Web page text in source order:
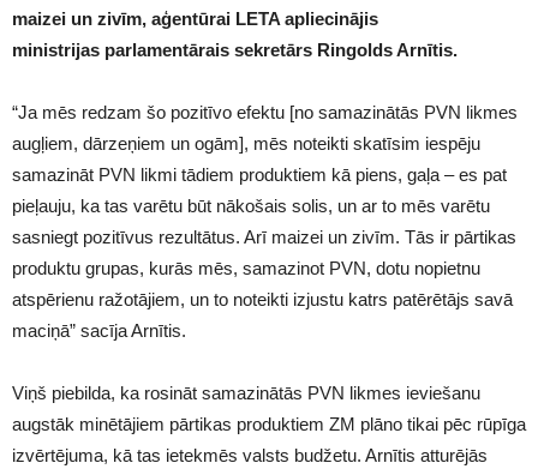
maizei un zivīm, aģentūrai LETA apliecinājis
ministrijas parlamentārais sekretārs Ringolds Arnītis.
“Ja mēs redzam šo pozitīvo efektu [no samazinātās PVN likmes
augļiem, dārzeņiem un ogām], mēs noteikti skatīsim iespēju
samazināt PVN likmi tādiem produktiem kā piens, gaļa – es pat
pieļauju, ka tas varētu būt nākošais solis, un ar to mēs varētu
sasniegt pozitīvus rezultātus. Arī maizei un zivīm. Tās ir pārtikas
produktu grupas, kurās mēs, samazinot PVN, dotu nopietnu
atspērienu ražotājiem, un to noteikti izjustu katrs patērētājs savā
maciņā” sacīja Arnītis.
Viņš piebilda, ka rosināt samazinātās PVN likmes ieviešanu
augstāk minētājiem pārtikas produktiem ZM plāno tikai pēc rūpīga
izvērtējuma, kā tas ietekmēs valsts budžetu. Arnītis atturējās